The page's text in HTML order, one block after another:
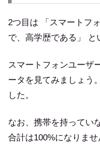
2つ目は 「スマートフ
で、高学歴である」 と
スマートフォンユーザ
ータを見てみましょう。
した。
なお、携帯を持ってい
合計は100%になりませ